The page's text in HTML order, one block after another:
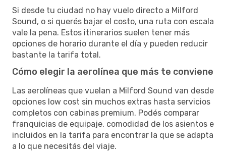
Si desde tu ciudad no hay vuelo directo a Milford
Sound, o si querés bajar el costo, una ruta con escala
vale la pena. Estos itinerarios suelen tener más
opciones de horario durante el día y pueden reducir
bastante la tarifa total.
Cómo elegir la aerolínea que más te conviene
Las aerolíneas que vuelan a Milford Sound van desde
opciones low cost sin muchos extras hasta servicios
completos con cabinas premium. Podés comparar
franquicias de equipaje, comodidad de los asientos e
incluidos en la tarifa para encontrar la que se adapta
a lo que necesitás del viaje.